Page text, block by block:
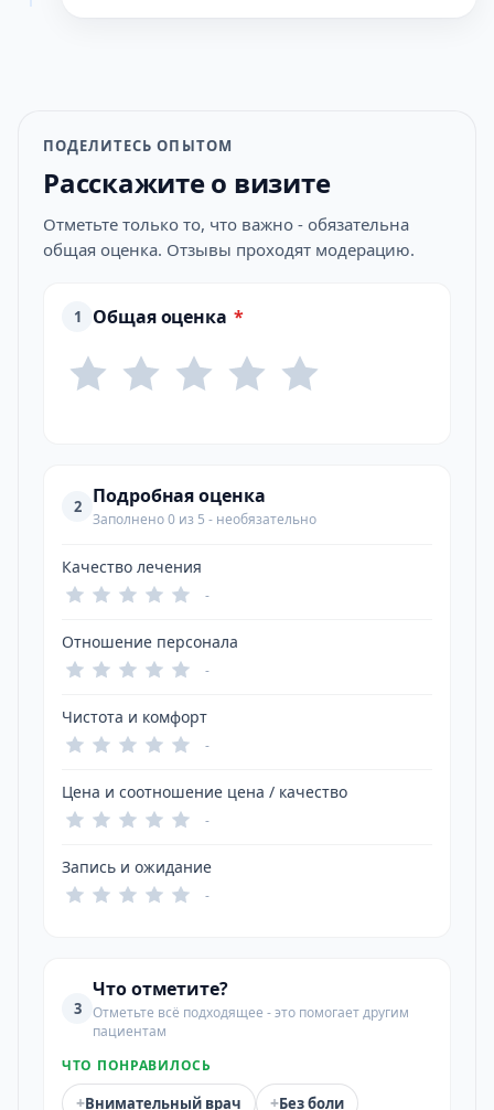
ПОДЕЛИТЕСЬ ОПЫТОМ
Расскажите о визите
Отметьте только то, что важно - обязательна
общая оценка. Отзывы проходят модерацию.
1 Общая оценка *
2 Подробная оценка
Заполнено 0 из 5 - необязательно
Качество лечения
-
Отношение персонала
-
Чистота и комфорт
-
Цена и соотношение цена / качество
-
Запись и ожидание
-
3
Что отметите?
Отметьте всё подходящее - это помогает другим
пациентам
ЧТО ПОНРАВИЛОСЬ
+Внимательный врач +Без боли